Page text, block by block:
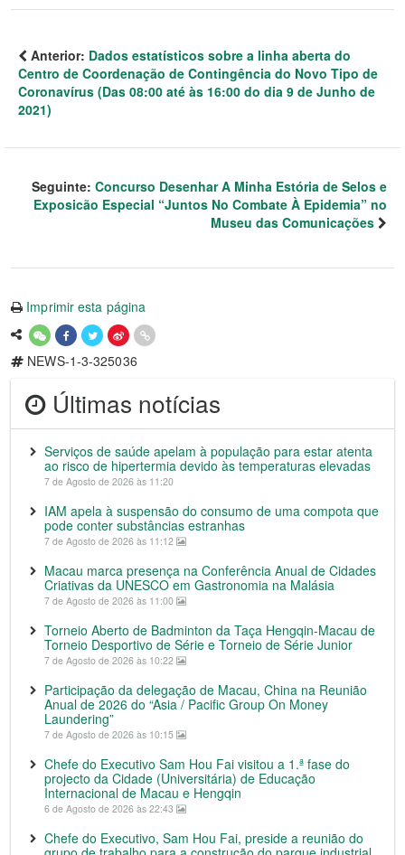
Anterior: Dados estatísticos sobre a linha aberta do
Centro de Coordenação de Contingência do Novo Tipo de
Coronavírus (Das 08:00 até às 16:00 do dia 9 de Junho de
2021)
Seguinte: Concurso Desenhar A Minha Estória de Selos e
Exposicão Especial “Juntos No Combate À Epidemia” no
Museu das Comunicações
Imprimir esta página
NEWS-1-3-325036
Últimas notícias
Serviços de saúde apelam à população para estar atenta
ao risco de hipertermia devido às temperaturas elevadas
7 de Agosto de 2026 às 11:20
IAM apela à suspensão do consumo de uma compota que
pode conter substâncias estranhas
7 de Agosto de 2026 às 11:12
Macau marca presença na Conferência Anual de Cidades
Criativas da UNESCO em Gastronomia na Malásia
7 de Agosto de 2026 às 11:00
Torneio Aberto de Badminton da Taça Hengqin-Macau de
Torneio Desportivo de Série e Torneio de Série Junior
7 de Agosto de 2026 às 10:22
Participação da delegação de Macau, China na Reunião
Anual de 2026 do “Asia / Pacific Group On Money
Laundering”
7 de Agosto de 2026 às 10:15
Chefe do Executivo Sam Hou Fai visitou a 1.ª fase do
projecto da Cidade (Universitária) de Educação
Internacional de Macau e Hengqin
6 de Agosto de 2026 às 22:43
Chefe do Executivo, Sam Hou Fai, preside a reunião do